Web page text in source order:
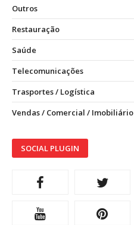
Outros
Restauração
Saúde
Telecomunicações
Trasportes / Logística
Vendas / Comercial / Imobiliário
SOCIAL PLUGIN